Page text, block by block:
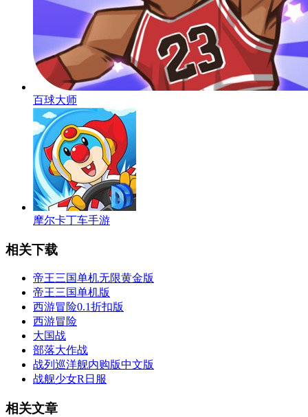
百球大师
摩尔卡丁车手游
相关下载
帝王三国单机无限黄金版
帝王三国单机版
西游冒险0.1折扣版
西游冒险
大国战
部落大作战
战列巡洋舰内购版中文版
战舰少女R日服
相关文章